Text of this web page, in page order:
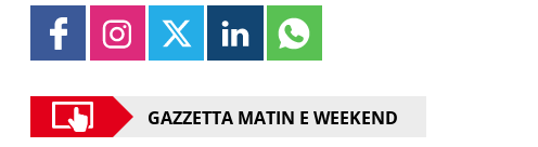
GAZZETTA MATIN E WEEKEND